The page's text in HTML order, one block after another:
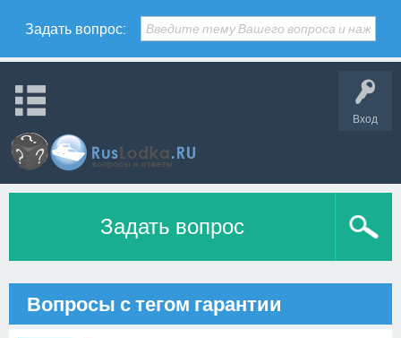
Задать вопрос:
Вход
Задать вопрос
Вопросы с тегом гарантии